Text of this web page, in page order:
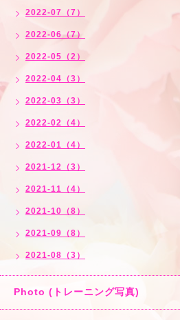
2022-07（7）
2022-06（7）
2022-05（2）
2022-04（3）
2022-03（3）
2022-02（4）
2022-01（4）
2021-12（3）
2021-11（4）
2021-10（8）
2021-09（8）
2021-08（3）
Photo (トレーニング写真)